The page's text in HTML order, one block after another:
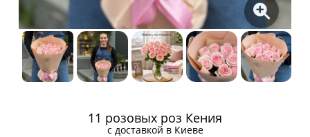
11 розовых роз Кения
c доставкой в Киеве